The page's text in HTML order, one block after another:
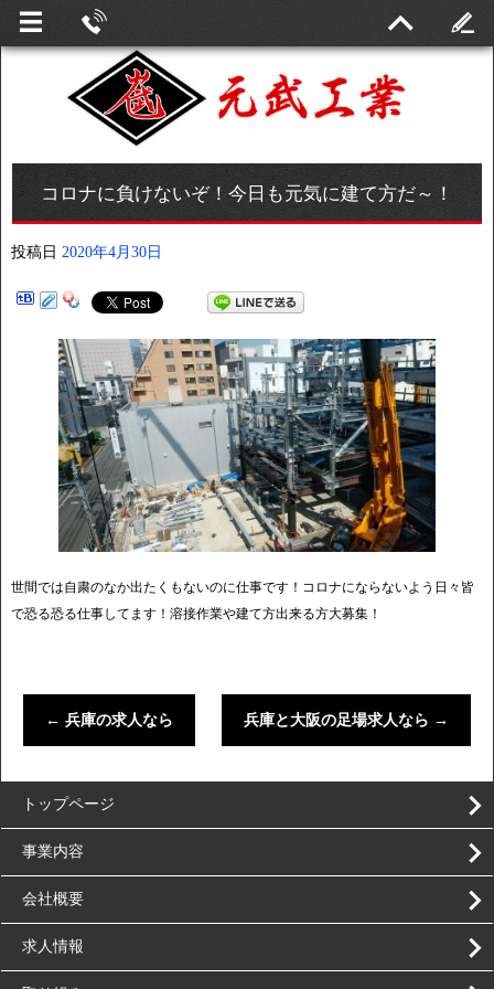
コロナに負けないぞ！今日も元気に建て方だ～！
投稿日 2020年4月30日
世間では自粛のなか出たくもないのに仕事です！コロナにならないよう日々皆
で恐る恐る仕事してます！溶接作業や建て方出来る方大募集！
← 兵庫の求人なら 兵庫と大阪の足場求人なら →
トップページ
事業内容
会社概要
求人情報